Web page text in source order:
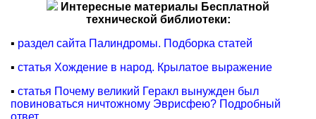
Интересные материалы Бесплатной
технической библиотеки:
▪ раздел сайта Палиндромы. Подборка статей
▪ статья Хождение в народ. Крылатое выражение
▪ статья Почему великий Геракл вынужден был
повиноваться ничтожному Эврисфею? Подробный
ответ